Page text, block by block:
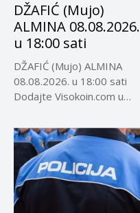
DŽAFIĆ (Mujo)
ALMINA 08.08.2026.
u 18:00 sati
DŽAFIĆ (Mujo) ALMINA
08.08.2026. u 18:00 sati
Dodajte Visokoin.com u